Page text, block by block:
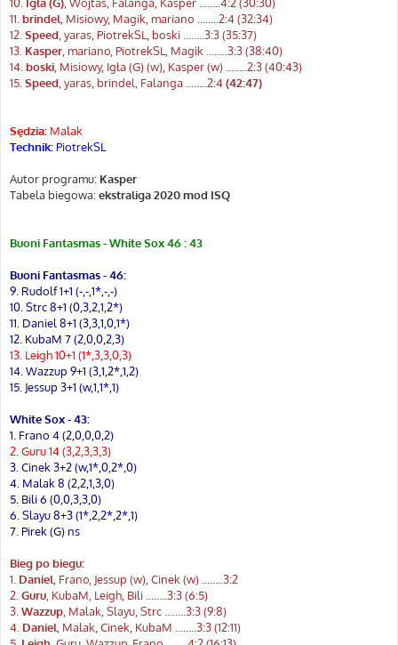
11. brindel , Misiowy, Magik, mariano ...…..2:4 (32:34)
12. Speed , yaras, PiotrekSL, boski ...…..3:3 (35:37)
13. Kasper , mariano, PiotrekSL, Magik ...…..3:3 (38:40)
14. boski , Misiowy, Igła (G) (w), Kasper (w) ...…..2:3 (40:43)
15. Speed , yaras, brindel, Falanga ...…..2:4(42:47)
Sędzia: Malak
Technik: PiotrekSL
Autor programu: Kasper
Tabela biegowa:ekstraliga 2020 mod ISQ
Buoni Fantasmas - White Sox 46 : 43
Buoni Fantasmas - 46:
9. Rudolf 1+1 (-,-,1*,-,-)
10. Strc 8+1 (0,3,2,1,2*)
11. Daniel 8+1 (3,3,1,0,1*)
12. KubaM 7 (2,0,0,2,3)
13. Leigh 10+1 (1*,3,3,0,3)
14. Wazzup 9+1 (3,1,2*,1,2)
15. Jessup 3+1 (w,1,1*,1)
White Sox - 43:
1. Frano 4 (2,0,0,0,2)
2. Guru 14 (3,2,3,3,3)
3. Cinek 3+2 (w,1*,0,2*,0)
4. Malak 8 (2,2,1,3,0)
5. Bili 6 (0,0,3,3,0)
6. Slayu 8+3 (1*,2,2*,2*,1)
7. Pirek (G) ns
Bieg po biegu:
1. Daniel , Frano, Jessup (w), Cinek (w) ……..3:2
2. Guru , KubaM, Leigh, Bili ...…..3:3 (6:5)
3. Wazzup , Malak, Slayu, Strc ...…..3:3 (9:8)
4. Daniel , Malak, Cinek, KubaM ...…..3:3 (12:11)